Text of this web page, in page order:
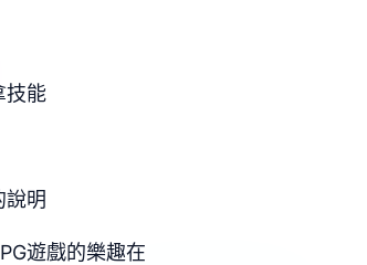
技能
說明
遊戲的樂趣在